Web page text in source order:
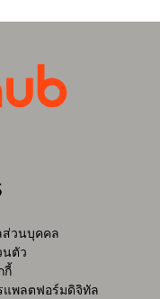
ส่วนบุคคล
นตัว
กี้
แพลตฟอร์มดิจิทัล